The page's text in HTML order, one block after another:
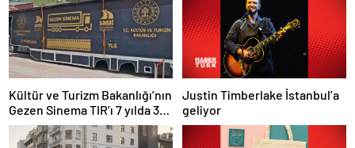
Kültür ve Turizm Bakanlığı’nın
Gezen Sinema TIR’ı 7 yılda 358
ilçeye ulaştı
Justin Timberlake İstanbul’a
geliyor